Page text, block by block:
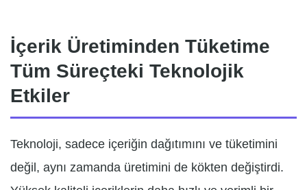
İçerik Üretiminden Tüketime
Tüm Süreçteki Teknolojik
Etkiler
Teknoloji, sadece içeriğin dağıtımını ve tüketimini
değil, aynı zamanda üretimini de kökten değiştirdi.